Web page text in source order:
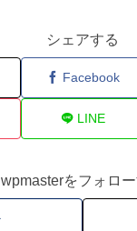
シェアする
Facebook
LINE
wpmasterをフォロ